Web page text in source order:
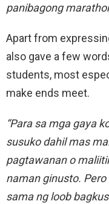
panibagong
Apart from
also gave a few
students, most
make ends meet.
“Para sa mga gaya
susuko dahil mas
pagtawanan o
naman ginusto.
sama ng loob